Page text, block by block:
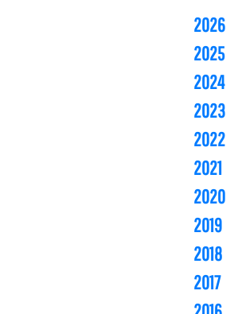
2026
2025
2024
2023
2022
2021
2020
2019
2018
2017